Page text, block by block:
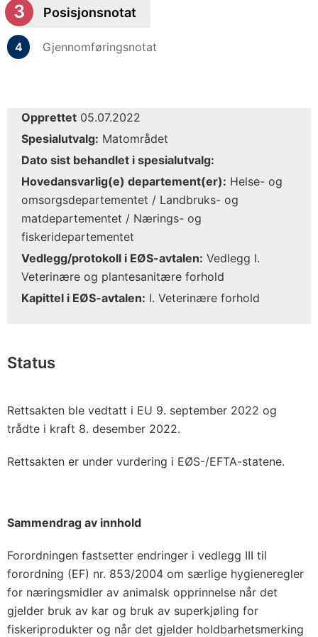
Posisjonsnotat
Gjennomføringsnotat
Opprettet 05.07.2022
Spesialutvalg: Matområdet
Dato sist behandlet i spesialutvalg:
Hovedansvarlig(e) departement(er): Helse- og
omsorgsdepartementet / Landbruks- og
matdepartementet / Nærings- og
fiskeridepartementet
Vedlegg/protokoll i EØS-avtalen: Vedlegg I.
Veterinære og plantesanitære forhold
Kapittel i EØS-avtalen: I. Veterinære forhold
Status
Rettsakten ble vedtatt i EU 9. september 2022 og
trådte i kraft 8. desember 2022.
Rettsakten er under vurdering i EØS-/EFTA-statene.
Sammendrag av innhold
Forordningen fastsetter endringer i vedlegg III til
forordning (EF) nr. 853/2004 om særlige hygieneregler
for næringsmidler av animalsk opprinnelse når det
gjelder bruk av kar og bruk av superkjøling for
fiskeriprodukter og når det gjelder holdbarhetsmerking